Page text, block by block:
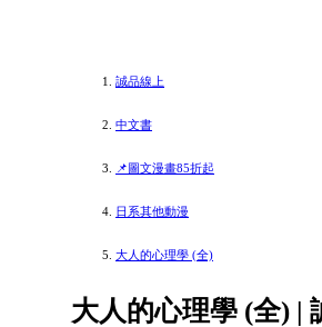
誠品線上
中文書
📌圖文漫畫85折起
日系其他動漫
大人的心理學 (全)
大人的心理學 (全) |